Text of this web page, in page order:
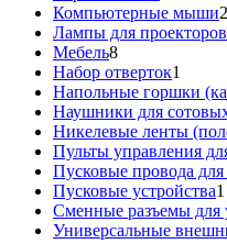
товаров
Компьютерные мыши2
Лампы для проекторов
Мебель88
товаров
Набор отверток1
товар
Напольные горшки
Наушники для
Никелевые ленты
Пульты управления
Пусковые провода
Пусковые устройства1
Сменные разъемы для
Универсальные